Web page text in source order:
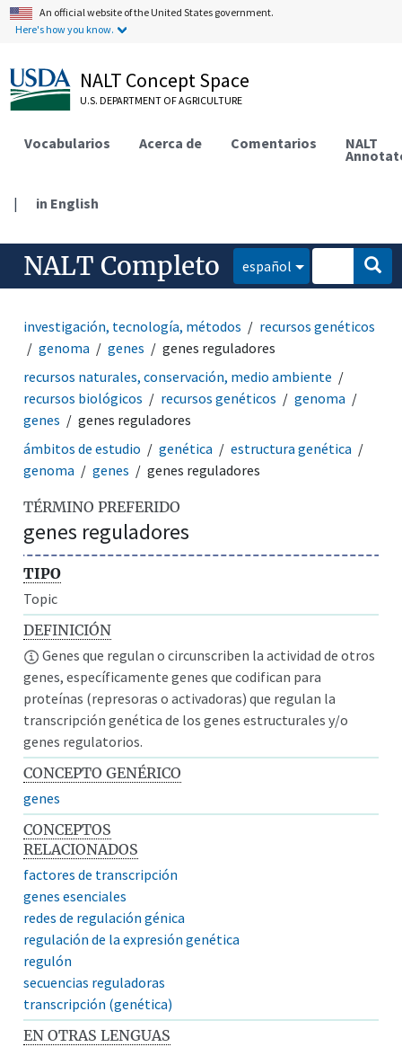
An official website of the United States government.
Here's how you know.
NALT Concept Space
U.S. DEPARTMENT OF AGRICULTURE
Vocabularios Acerca de Comentarios NALT
| in English
NALT Completo español
investigación, tecnología, métodos
recursos genéticos
genoma
genes
genes reguladores
recursos naturales, conservación, medio ambiente
recursos biológicos
recursos genéticos
genoma
genes
genes reguladores
ámbitos de estudio
genética
estructura genética
genoma
genes genes reguladores
TÉRMINO PREFERIDO
genes reguladores
TIPO
Topic
DEFINICIÓN
Genes que regulan o circunscriben la actividad de otros
genes, específicamente genes que codifican para
proteínas (represoras o activadoras) que regulan la
transcripción genética de los genes estructurales y/o
genes regulatorios.
CONCEPTO GENÉRICO
genes
CONCEPTOS
RELACIONADOS
factores de transcripción
genes esenciales
redes de regulación génica
regulación de la expresión genética
regulón
secuencias reguladoras
transcripción (genética)
EN OTRAS LENGUAS